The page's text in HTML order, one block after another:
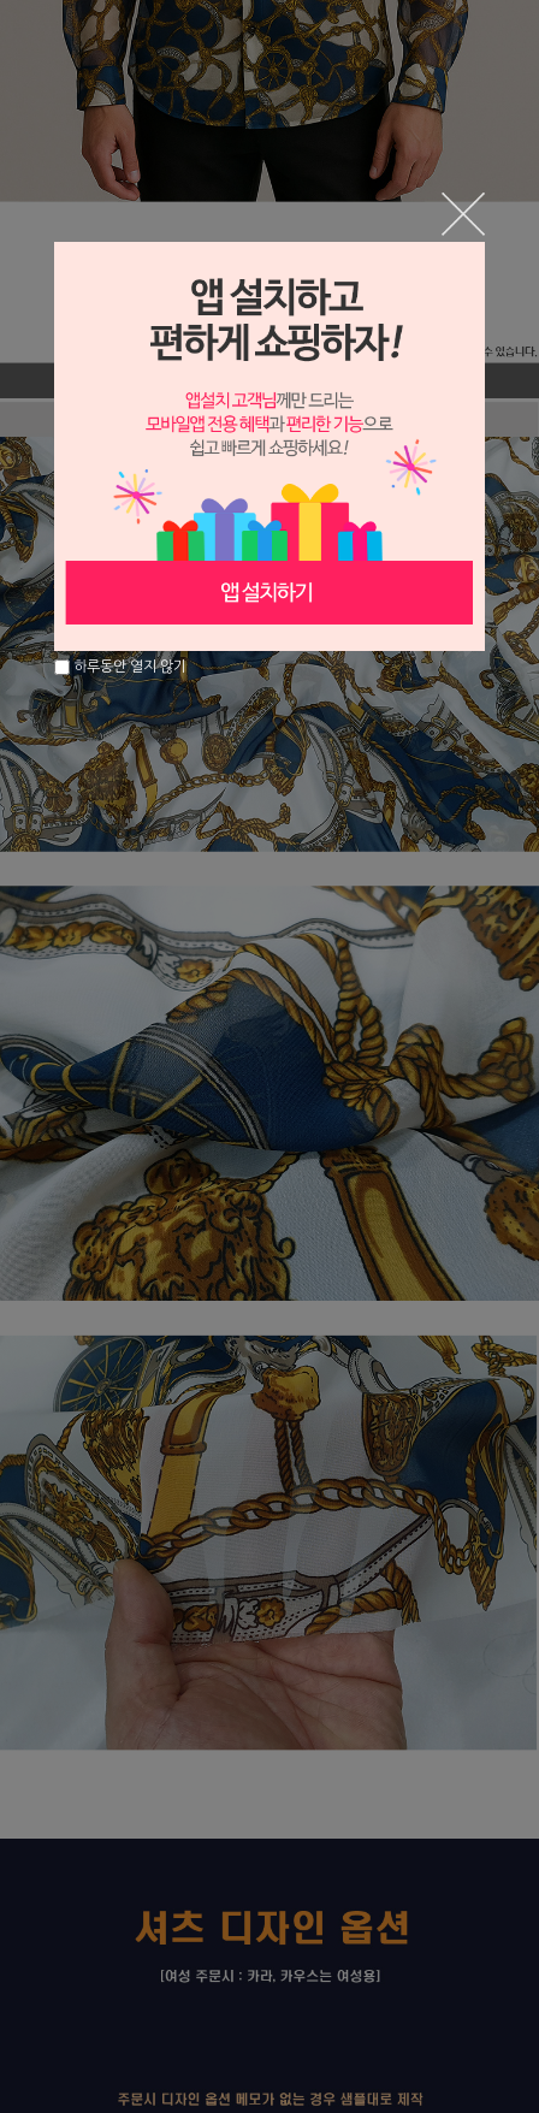
하루동안 열지 않기